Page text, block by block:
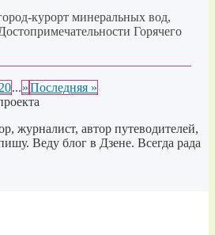
курорт минеральных вод,
Горячего
20...»Последняя »
журналист, автор путеводителей,
Веду блог в Дзене. Всегда рада